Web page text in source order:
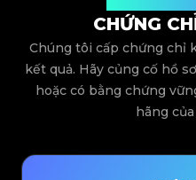
CHỨNG
Chúng tôi cấp chứng chỉ
kết quả. Hãy củng cố hồ
hoặc có bằng chứng
hãng